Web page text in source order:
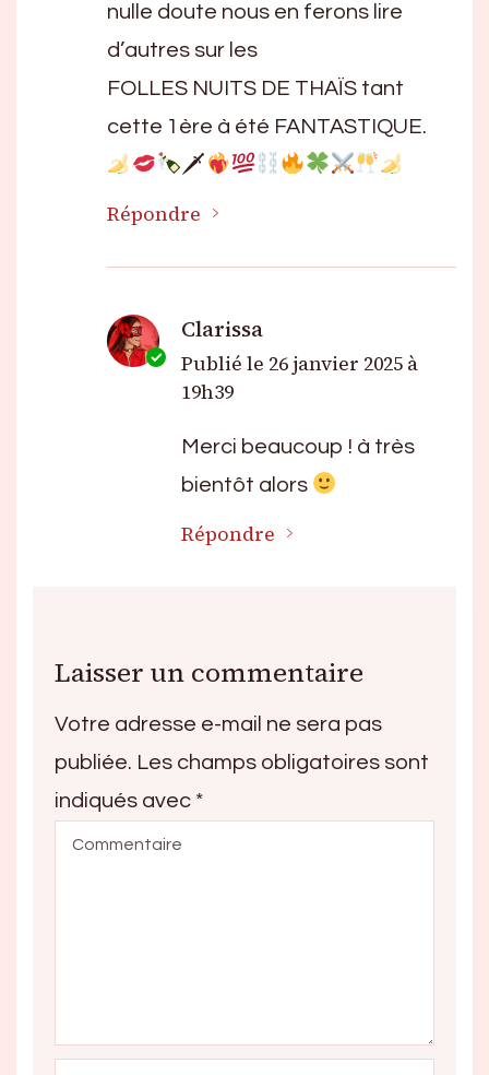
nulle doute nous en ferons lire
d’autres sur les
FOLLES NUITS DE THAÏS tant
cette 1ère à été FANTASTIQUE.
🗡
Répondre
Clarissa
Publié le 26 janvier 2025 à
19h39
Merci beaucoup ! à très
bientôt alors
Répondre
Laisser un commentaire
Votre adresse e-mail ne sera pas
publiée. Les champs obligatoires sont
indiqués avec *